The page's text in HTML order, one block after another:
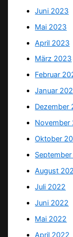
Juni 2023
Mai 2023
April 2023
März 2023
Februar
Januar
Dezember
November
Oktober
August
Juli 2022
Juni 2022
Mai 2022
April 2022